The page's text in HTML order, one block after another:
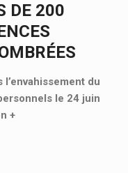
DE 200
du
le 24 juin
+